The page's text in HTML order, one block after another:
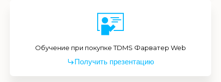
Обучение при покупке TDMS Фарватер Web
Получить презентацию